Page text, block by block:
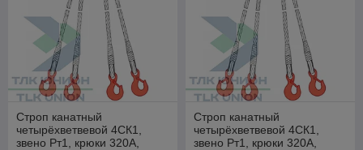
Строп канатный
четырёхветвевой 4СК1,
звено Рт1, крюки 320А,
Строп канатный
четырёхветвевой 4СК1,
звено Рт1, крюки 320А,